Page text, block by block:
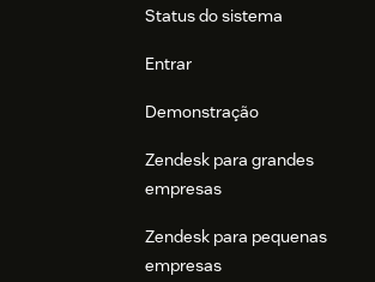
Status do sistema
Entrar
Demonstração
Zendesk para grandes
empresas
Zendesk para pequenas
empresas